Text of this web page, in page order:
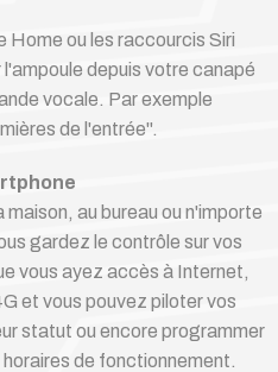
Home ou les raccourcis Siri
depuis votre canapé
vocale. Par exemple
de l'entrée".
maison, au bureau ou n'importe
gardez le contrôle sur vos
vous ayez accès à Internet,
et vous pouvez piloter vos
statut ou encore programmer
horaires de fonctionnement.